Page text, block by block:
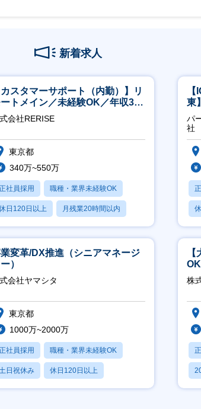
新着求人
カスタマーサポート（内勤）】リ
トメイン／未経験OK／年収340
／年間休日125日
会社RERISE
東京都
340万~550万
社員採用 職種・業界未経験OK
日120日以上 月残業20時間以内
与あり
東
パ
社
変革/DX推進（シニアマネージ
）
会社ヤマシタ
東京都
1000万~2000万
社員採用 職種・業界未経験OK
日祝休み 休日120日以上
休・育休あり
万
株